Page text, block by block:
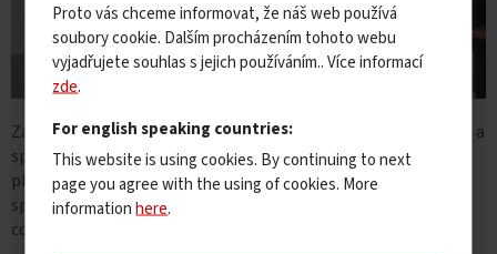
Proto vás chceme informovat, že náš web používá
soubory cookie. Dalším procházením tohoto webu
vyjadřujete souhlas s jejich používáním.. Více informací
zde.
For english speaking countries:
This website is using cookies. By continuing to next
page you agree with the using of cookies. More
informationhere.
Za svou existenci firma dodala více než 100 milionů terminálů a
spravuje desítky milionů zařízení prostřednictvím vlastní
platformy LANDI Connect. To umožňuje centralizovanou
správu, aktualizace a vzdálené řízení terminálového parku —
což šetří čas i náklady provozovatelům.